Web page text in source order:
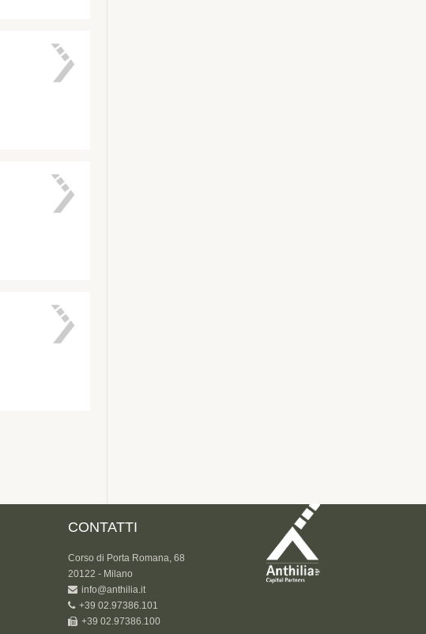
CONTATTI
Corso di Porta Romana, 68
20122 - Milano
info@anthilia.it
+39 02.97386.101
+39 02.97386.100